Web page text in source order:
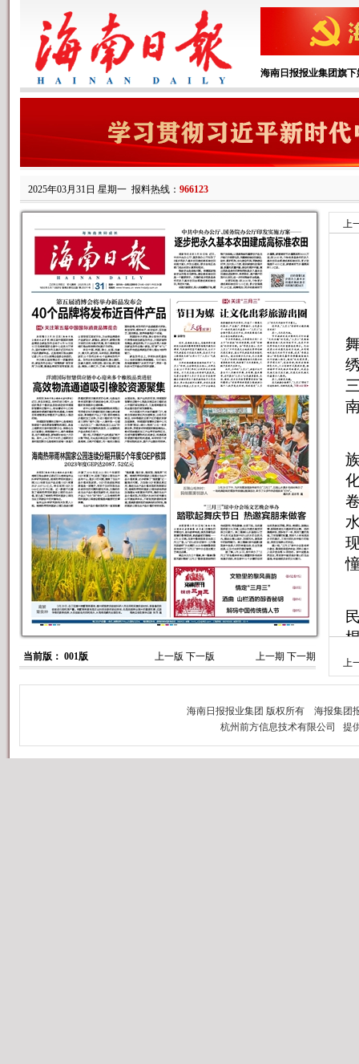
海南日报报业集团旗下
2025年03月31日 星期一 报料热线： 966123
当前版： 001版 上一版 下一版 上一期 下一期
上
上